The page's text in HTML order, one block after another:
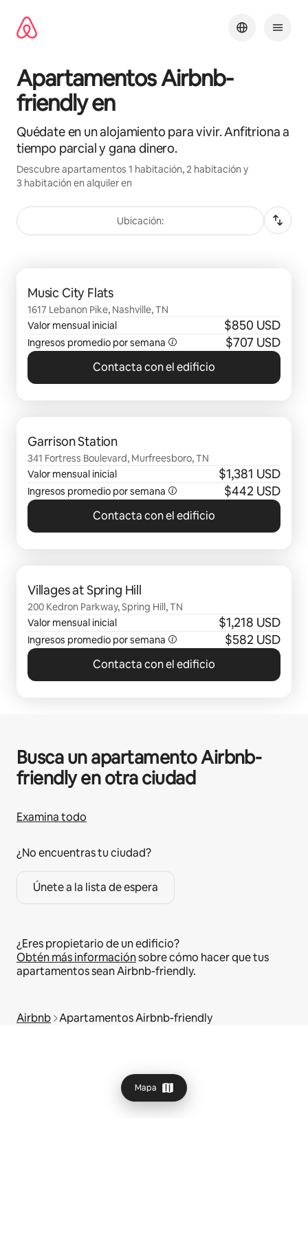
contenido
Apartamentos Airbnb-
friendly en
Quédate en un alojamiento para vivir. Anfitriona a
tiempo parcial y gana dinero.
Descubre apartamentos 1 habitación, 2 habitación y
3 habitación en alquiler en
Ubicación:
Music City Flats
1617 Lebanon Pike, Nashville, TN
Valor mensual inicial
$850 USD
Ingresos promedio por semana $707 USD
Contacta con el edificio
Garrison Station
341 Fortress Boulevard, Murfreesboro, TN
Valor mensual inicial
$1,381 USD
Ingresos promedio por semana $442 USD
Contacta con el edificio
Villages at Spring Hill
200 Kedron Parkway, Spring Hill, TN
Valor mensual inicial
$1,218 USD
Ingresos promedio por semana $582 USD
Contacta con el edificio
Mapa
Busca un apartamento Airbnb-
friendly en otra ciudad
Examina todo
¿No encuentras tu ciudad?
Únete a la lista de espera
¿Eres propietario de un edificio?
Obtén más informaciónsobre cómo hacer que tus
apartamentos sean Airbnb-friendly.
Airbnb Apartamentos Airbnb-friendly